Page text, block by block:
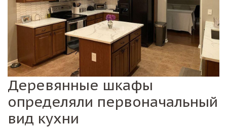
Деревянные шкафы
определяли первоначальный
вид кухни